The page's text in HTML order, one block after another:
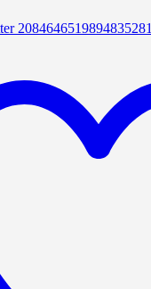
2084646519894835281